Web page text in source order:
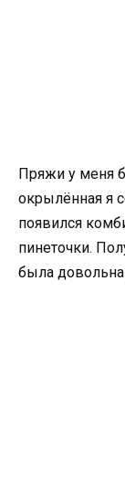
Пряжи у меня
окрылённая я
появился
пинеточки.
была довольна